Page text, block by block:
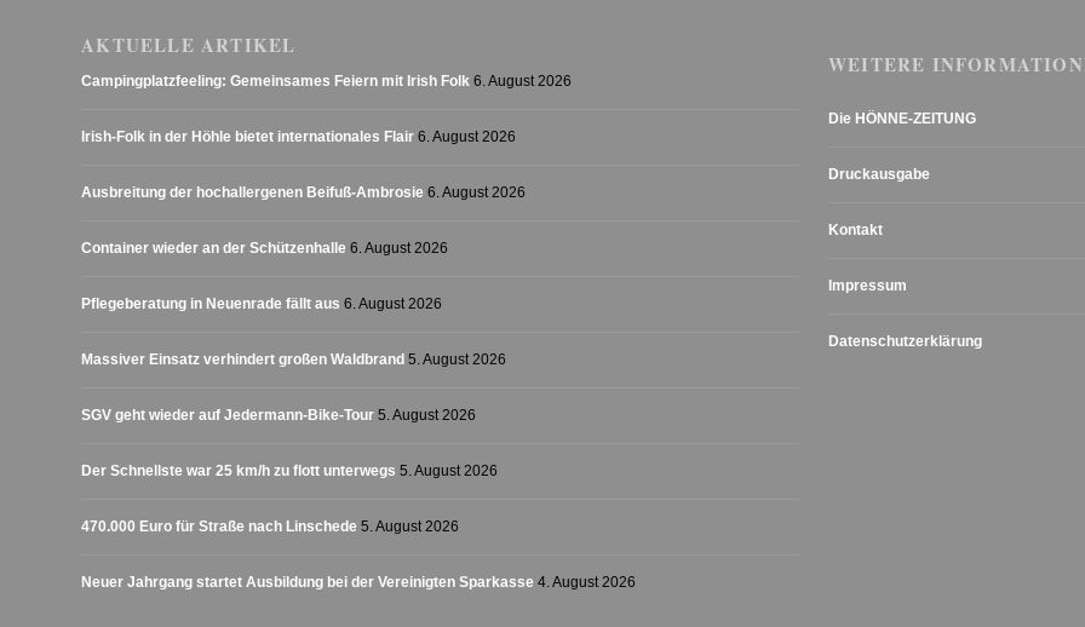
AKTUELLE ARTIKEL
Campingplatzfeeling: Gemeinsames Feiern mit Irish Folk 6. August 2026
Irish-Folk in der Höhle bietet internationales Flair 6. August 2026
Ausbreitung der hochallergenen Beifuß-Ambrosie 6. August 2026
Container wieder an der Schützenhalle 6. August 2026
Pflegeberatung in Neuenrade fällt aus 6. August 2026
Massiver Einsatz verhindert großen Waldbrand 5. August 2026
SGV geht wieder auf Jedermann-Bike-Tour 5. August 2026
Der Schnellste war 25 km/h zu flott unterwegs 5. August 2026
470.000 Euro für Straße nach Linschede 5. August 2026
Neuer Jahrgang startet Ausbildung bei der Vereinigten Sparkasse 4. August 2026
WEITERE
Die HÖNNE-ZEITUNG
Druckausgabe
Kontakt
Impressum
Datenschutzerklärung